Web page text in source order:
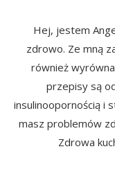
Hej, jestem
zdrowo. Ze mną
również
przepisy są
insulinoopornością i
masz problemów
Zdrowa